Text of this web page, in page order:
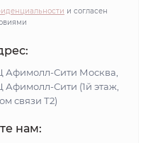
и согласен
Афимолл-Сити Москва,
Афимолл-Сити (1й этаж,
связи Т2)
нам: